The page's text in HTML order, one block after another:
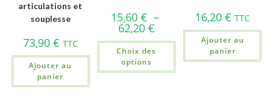
articulations et
souplesse
73,90 € TTC
Ajouter au
panier
15,60 € –
62,20 €
Choix des
options
16,20€ TTC
Ajouter au
panier